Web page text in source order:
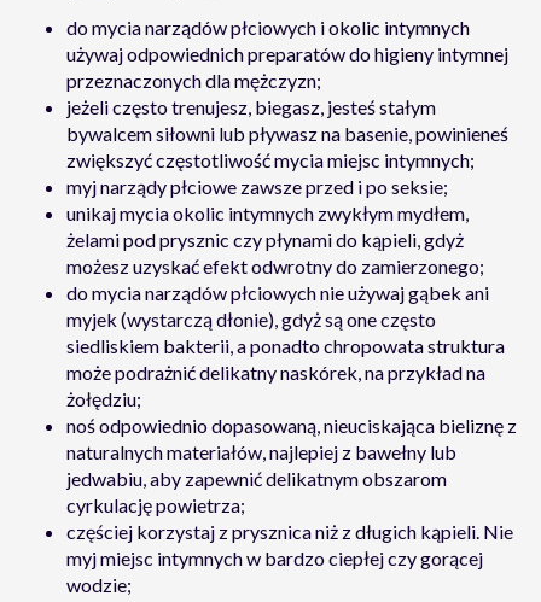
do mycia narządów płciowych i okolic intymnych
używaj odpowiednich preparatów do higieny intymnej
przeznaczonych dla mężczyzn;
jeżeli często trenujesz, biegasz, jesteś stałym
bywalcem siłowni lub pływasz na basenie, powinieneś
zwiększyć częstotliwość mycia miejsc intymnych;
myj narządy płciowe zawsze przed i po seksie;
unikaj mycia okolic intymnych zwykłym mydłem,
żelami pod prysznic czy płynami do kąpieli, gdyż
możesz uzyskać efekt odwrotny do zamierzonego;
do mycia narządów płciowych nie używaj gąbek ani
myjek (wystarczą dłonie), gdyż są one często
siedliskiem bakterii, a ponadto chropowata struktura
może podrażnić delikatny naskórek, na przykład na
żołędziu;
noś odpowiednio dopasowaną, nieuciskająca bieliznę z
naturalnych materiałów, najlepiej z bawełny lub
jedwabiu, aby zapewnić delikatnym obszarom
cyrkulację powietrza;
częściej korzystaj z prysznica niż z długich kąpieli. Nie
myj miejsc intymnych w bardzo ciepłej czy gorącej
wodzie;